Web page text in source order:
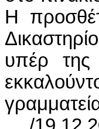
Η
υπέρ